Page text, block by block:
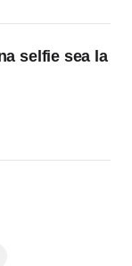
selfie sea la